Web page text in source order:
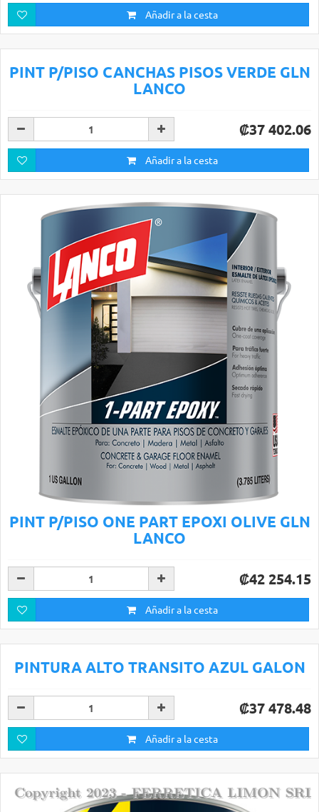
Añadir a la cesta
PINT P/PISO CANCHAS PISOS VERDE GLN
LANCO
₡37 402.06
Añadir a la cesta
PINT P/PISO ONE PART EPOXI OLIVE GLN
LANCO
₡42 254.15
Añadir a la cesta
PINTURA ALTO TRANSITO AZUL GALON
₡37 478.48
Añadir a la cesta